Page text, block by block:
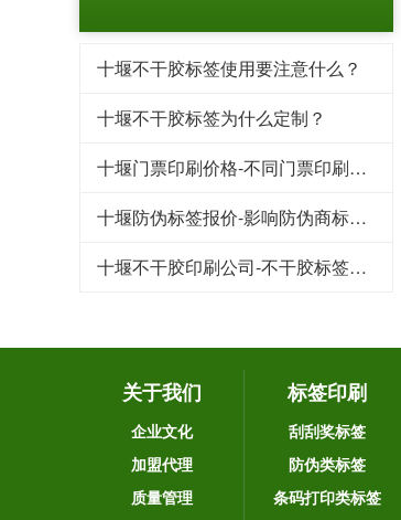
十堰不干胶标签使用要注意什么？
十堰不干胶标签为什么定制？
十堰门票印刷价格-不同门票印刷厂报价差距大的原因
十堰防伪标签报价-影响防伪商标印刷价格的因素
十堰不干胶印刷公司-不干胶标签印刷厂家一般常用哪些标签材料
关于我们
企业文化
加盟代理
质量管理
标签印刷
刮刮奖标签
防伪类标签
条码打印类标签